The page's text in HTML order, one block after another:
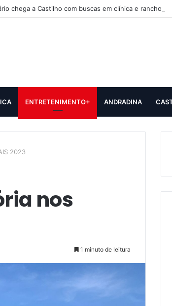
chega a Castilho com buscas em clínica e rancho
ENTRETENIMENTO+ ANDRADINA
2023
nos
1 minuto de leitura